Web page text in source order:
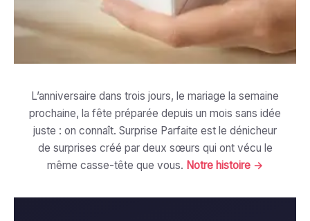
L’anniversaire dans trois jours, le mariage la semaine
prochaine, la fête préparée depuis un mois sans idée
juste : on connaît. Surprise Parfaite est le dénicheur
de surprises créé par deux sœurs qui ont vécu le
même casse-tête que vous. Notre histoire →